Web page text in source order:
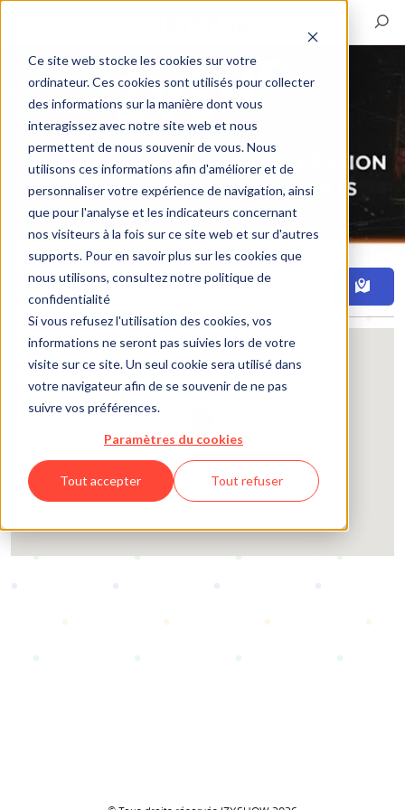
Ce site web stocke les cookies sur votre
ordinateur. Ces cookies sont utilisés pour collecter
des informations sur la manière dont vous
interagissez avec notre site web et nous
permettent de nous souvenir de vous. Nous
utilisons ces informations afin d'améliorer et de
personnaliser votre expérience de navigation, ainsi
que pour l'analyse et les indicateurs concernant
nos visiteurs à la fois sur ce site web et sur d'autres
supports. Pour en savoir plus sur les cookies que
nous utilisons, consultez notre politique de
confidentialité
Si vous refusez l'utilisation des cookies, vos
informations ne seront pas suivies lors de votre
visite sur ce site. Un seul cookie sera utilisé dans
votre navigateur afin de se souvenir de ne pas
suivre vos préférences.
Paramètres du cookies
Tout accepter Tout refuser
Filtre